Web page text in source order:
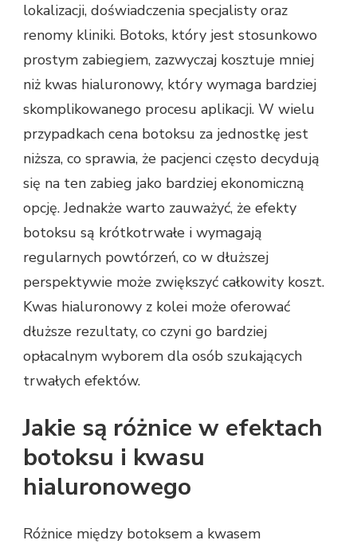
lokalizacji, doświadczenia specjalisty oraz
renomy kliniki. Botoks, który jest stosunkowo
prostym zabiegiem, zazwyczaj kosztuje mniej
niż kwas hialuronowy, który wymaga bardziej
skomplikowanego procesu aplikacji. W wielu
przypadkach cena botoksu za jednostkę jest
niższa, co sprawia, że pacjenci często decydują
się na ten zabieg jako bardziej ekonomiczną
opcję. Jednakże warto zauważyć, że efekty
botoksu są krótkotrwałe i wymagają
regularnych powtórzeń, co w dłuższej
perspektywie może zwiększyć całkowity koszt.
Kwas hialuronowy z kolei może oferować
dłuższe rezultaty, co czyni go bardziej
opłacalnym wyborem dla osób szukających
trwałych efektów.
Jakie są różnice w efektach
botoksu i kwasu
hialuronowego
Różnice między botoksem a kwasem